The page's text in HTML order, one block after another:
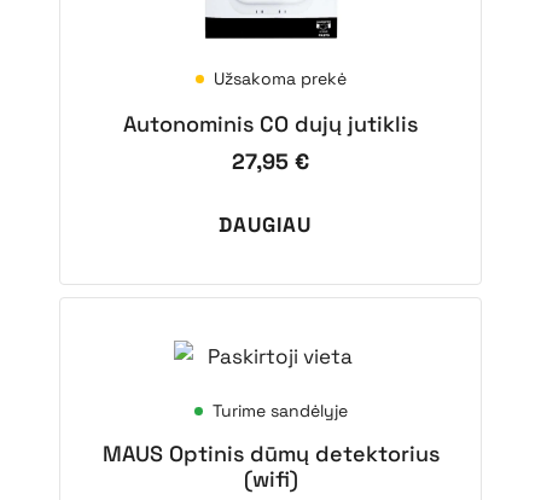
Užsakoma prekė
Autonominis CO dujų jutiklis
27,95 €
DAUGIAU
Turime sandėlyje
MAUS Optinis dūmų detektorius
(wifi)